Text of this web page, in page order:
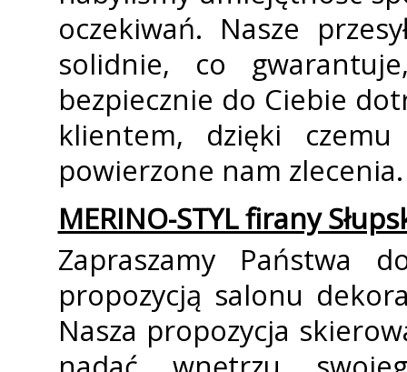
oczekiwań. Nasze
solidnie, co
bezpiecznie do Ciebie
klientem, dzięki
powierzone nam zlecenia.
MERINO-STYL firany
Zapraszamy Państwa
propozycją salonu
Nasza propozycja